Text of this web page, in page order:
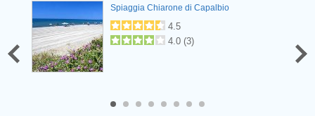
Spiaggia Chiarone di Capalbio
4.5
4.0 (3)